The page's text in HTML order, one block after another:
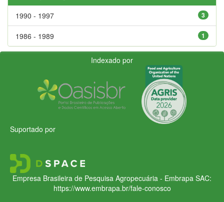
3
1990 - 1997
1
1986 - 1989
Indexado por
Suportado por
Empresa Brasileira de Pesquisa Agropecuária - Embrapa SAC:
https://www.embrapa.br/fale-conosco